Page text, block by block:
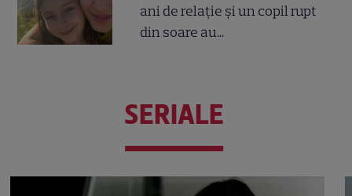
ani de relație și un copil rupt
din soare au...
SERIALE